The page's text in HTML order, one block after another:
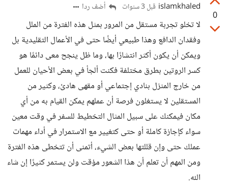
0
islamkhaled قبل 3 سنوات أضف ردا
لا تخلو تجربة مستقل من المرور بمثل هذه الفترة من الملل
وفقدان الدافع وهذا طبيعي أيضًا حتى في الأعمال التقليدية بل
ويمكن أن يكون أكثر انتشارًا بها، وما ظل ينجح معى دائمًا هو
كسر الروتين بطرق مختلفة فكنت ألجأ في بعض الأحيان للعمل
من خارج المنزل بنادي إجتماعي أو مقهى هادئ، وكثير من
المستقلين لا يستغلون فرصة أن عملهم يمكن القيام به من أي
مكان فيمكنك على سبيل المثال التخطيط للسفر في وقت معين
سواء كإجازة كاملة أو حتى كتغيير مع الاستمرار في أداء مهمات
عملك حتى وإن قللتها بعض الشيء، أتمنى أن تتخطى هذه الفترة
ومن المهم أن تعلم أن هذا الشعور مؤقت ولن يستمر كثيرًا إن شاء
الله.